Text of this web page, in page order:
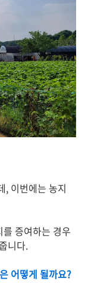
, 이번에는 농지
를 증여하는 경우
니다.
어떻게 될까요?